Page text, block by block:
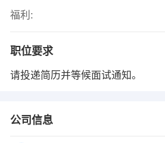
福利:
职位要求
请投递简历并等候面试通知。
公司信息